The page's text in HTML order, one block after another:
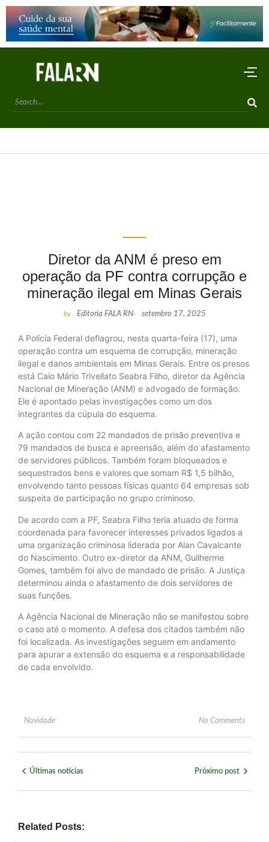
Diretor da ANM é preso em
operação da PF contra corrupção e
mineração ilegal em Minas Gerais
by Editoria FALA RN- setembro 17, 2025
A Polícia Federal deflagrou, nesta quarta-feira (17), uma
operação contra um esquema de corrupção, mineração
ilegal e danos ambientais em Minas Gerais. Entre os presos
está Caio Mário Trivellato Seabra Filho, diretor da Agência
Nacional de Mineração (ANM) e advogado de formação.
Ele é apontado pelas investigações como um dos
integrantes da cúpula do esquema.
A ação contou com 22 mandados de prisão preventiva e
79 mandados de busca e apreensão, além do afastamento
de servidores públicos. Também foram bloqueados e
sequestrados bens e valores que somam R$ 1,5 bilhão,
envolvendo tanto pessoas físicas quanto 64 empresas sob
suspeita de participação no grupo criminoso.
De acordo com a PF, Seabra Filho teria atuado de forma
coordenada para favorecer interesses privados ligados a
uma organização criminosa liderada por Alan Cavalcante
do Nascimento. Outro ex-diretor da ANM, Guilherme
Gomes, também foi alvo de mandado de prisão. A Justiça
determinou ainda o afastamento de dois servidores de
suas funções.
A Agência Nacional de Mineração não se manifestou sobre
o caso até o momento. A defesa dos citados também não
foi localizada. As investigações seguem em andamento
para apurar a extensão do esquema e a responsabilidade
de cada envolvido.
Novidade No Comments
Últimas notícias Próximo post
Related Posts: